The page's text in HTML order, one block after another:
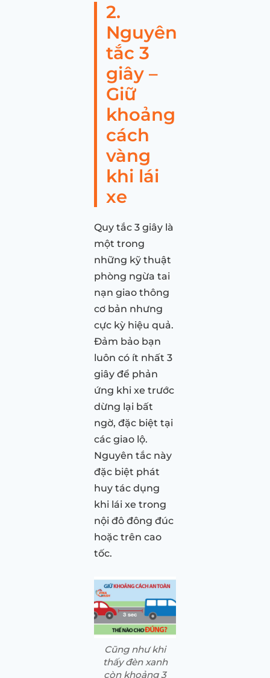
2.
Nguyên
tắc 3
giây –
Giữ
khoảng
cách
vàng
khi lái
xe
Quy tắc 3 giây là
một trong
những kỹ thuật
phòng ngừa tai
nạn giao thông
cơ bản nhưng
cực kỳ hiệu quả.
Đảm bảo bạn
luôn có ít nhất 3
giây để phản
ứng khi xe trước
dừng lại bất
ngờ, đặc biệt tại
các giao lộ.
Nguyên tắc này
đặc biệt phát
huy tác dụng
khi lái xe trong
nội đô đông đúc
hoặc trên cao
tốc.
Cũng như khi
thấy đèn xanh
còn khoảng 3